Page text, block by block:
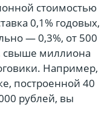
стоимостью
0,1% годовых,
— 0,3%, от 500
свыше миллиона
Например,
построенной 40
рублей, вы